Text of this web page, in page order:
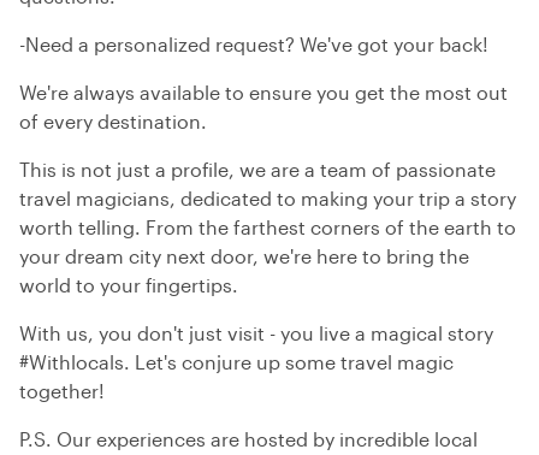
-Need a personalized request? We've got your back!
We're always available to ensure you get the most out
of every destination.
This is not just a profile, we are a team of passionate
travel magicians, dedicated to making your trip a story
worth telling. From the farthest corners of the earth to
your dream city next door, we're here to bring the
world to your fingertips.
With us, you don't just visit - you live a magical story
#Withlocals. Let's conjure up some travel magic
together!
P.S. Our experiences are hosted by incredible local